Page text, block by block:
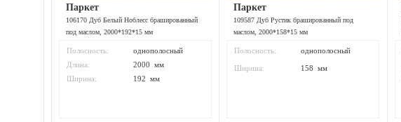
Паркет
106170 Дуб Белый Ноблесс брашированный
под маслом, 2000*192*15 мм
Полосность:
однополосный
Длина:
2000 мм
Ширина:
192 мм
Паркет
109587 Дуб Рустик брашированный под
маслом, 2000*158*15 мм
Полосность: однополосный
Ширина: 158 мм